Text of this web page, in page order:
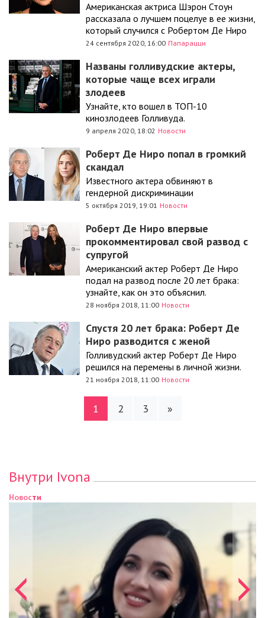
Американская актриса Шэрон Стоун
рассказала о лучшем поцелуе в ее жизни,
который случился с Робертом Де Ниро
24 сентября 2020, 16:00 Папарацци
Названы голливудские актеры,
которые чаще всех играли
злодеев
Узнайте, кто вошел в ТОП-10
кинозлодеев Голливуда.
9 апреля 2020, 18:02 Новости
Роберт Де Ниро попал в громкий
скандал
Известного актера обвиняют в
гендерной дискриминации
5 октября 2019, 19:01 Новости
Роберт Де Ниро впервые
прокомментировал свой развод с
супругой
Американский актер Роберт Де Ниро
подал на развод после 20 лет брака:
узнайте, как он это объяснил.
28 ноября 2018, 11:00 Новости
Спустя 20 лет брака: Роберт Де
Ниро разводится с женой
Голливудский актер Роберт Де Ниро
решился на перемены в личной жизни.
21 ноября 2018, 11:00 Новости
1 2 3 »
Внутри Ivona
Новости